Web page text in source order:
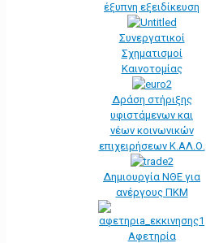
έξυπνη εξειδίκευση
Συνεργατικοί
Σχηματισμοί
Καινοτομίας
Δράση στήριξης
υφιστάμενων και
νέων κοινωνικών
επιχειρήσεων Κ.ΑΛ.Ο.
Δημιουργία ΝΘΕ για
ανέργους ΠΚΜ
Αφετηρία